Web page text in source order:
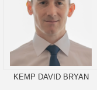
KEMP DAVID BRYAN